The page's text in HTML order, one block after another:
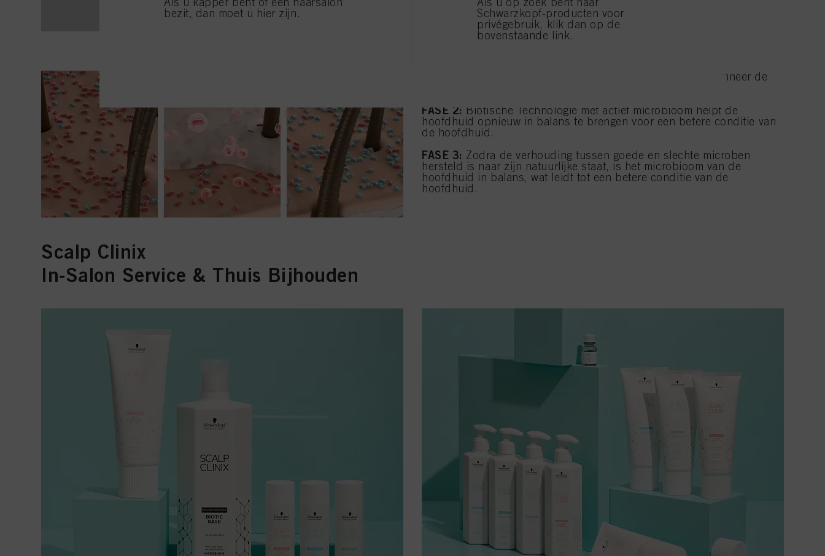
Het microbioom van de hoofdhuid is uit balans wanneer de
FASE 2: Biotische Technologie met actief microbioom helpt de
hoofdhuid opnieuw in balans te brengen voor een betere conditie van
de hoofdhuid.
FASE 3: Zodra de verhouding tussen goede en slechte microben
hersteld is naar zijn natuurlijke staat, is het microbioom van de
hoofdhuid in balans, wat leidt tot een betere conditie van de
hoofdhuid.
Scalp Clinix
In-Salon Service & Thuis Bijhouden
bezit, dan moet u hier zijn.
Schwarzkopf-producten voor
privégebruik, klik dan op de
bovenstaande link.